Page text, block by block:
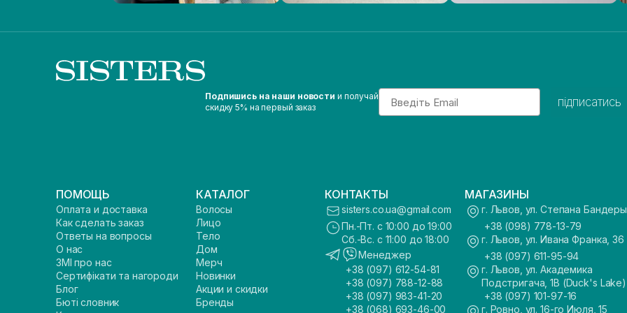
Подпишись на наши новости и получай
скидку 5% на первый заказ
Email
підписатись
ПОМОЩЬ
Оплата и доставка
Как сделать заказ
Ответы на вопросы
О нас
ЗМІ про нас
Сертифікати та нагороди
Блог
Бюті словник
КАТАЛОГ
Волосы
Лицо
Тело
Дом
Мерч
Новинки
Акции и скидки
Бренды
КОНТАКТЫ
sisters.co.ua@gmail.com
Пн.-Пт. с 10:00 до 19:00
Сб.-Вс. с 11:00 до 18:00
Менеджер
+38 (097) 612-54-81
+38 (097) 788-12-88
+38 (097) 983-41-20
+38 (068) 693-46-00
МАГАЗИНЫ
г. Львов, ул. Степана
+38 (098) 778-13-79
г. Львов, ул. Ивана Франка, 36
+38 (097) 611-95-94
г. Львов, ул. Академика
Подстригача, 1В (Duck's Lake)
+38 (097) 101-97-16
г. Ровно, ул. 16-го Июля, 15